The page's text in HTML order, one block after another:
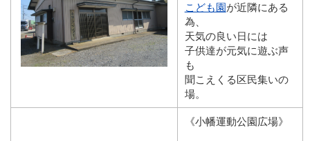
こども園が近隣にある
為、
天気の良い日には
子供達が元気に遊ぶ声
も
聞こえくる区民集いの
場。
《小幡運動公園広場》